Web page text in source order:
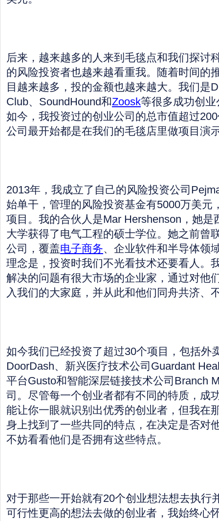
后来，越来越多的人来到毛毯点和我们探讨
的风险投资者也越来越看重我。随着时间的
目越来越多，投的金额也越来越大。我们是
Club、SoundHound和Zoosk等很多成功创
如今，我投资过的创业公司的总市值超过
公司最开始都是在我们的毛毯店里做项目演
2013年，我成立了自己的风险投资公司
始单干，管理的风险投资基金有5000万美元
项目。我的合伙人是Mar Hershenson，她是
大学获得了电气工程的硕士学位。她之前曾
公司，覆盖电子商务、企业软件和半导体领
理念是，投资时我们不光看技术还要看人。
解决的问题有很大市场的企业家，通过对他
入我们的大家庭，并从此和他们同舟共济、
如今我们已经投资了超过30个项目，包括外
DoorDash、新兴医疗技术公司Guardant
平台Gusto和智能深层链接技术公司Branch
司。尽管每一个创业者都有不同的特质，成
能让你一眼就识别出优秀的创业者，但我在
身上找到了一些共同的特点，在决定是否对
不妨看看他们是否拥有这些特点。
对于那些一开始就有20个创业想法想去执行
可行性更高的想法去做的创业者，我始终心